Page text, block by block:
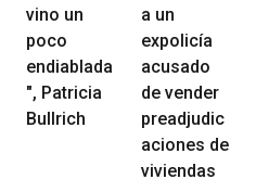
vino un
poco
endiablada
", Patricia
Bullrich
a un
expolicía
acusado
de vender
preadjudic
aciones de
viviendas